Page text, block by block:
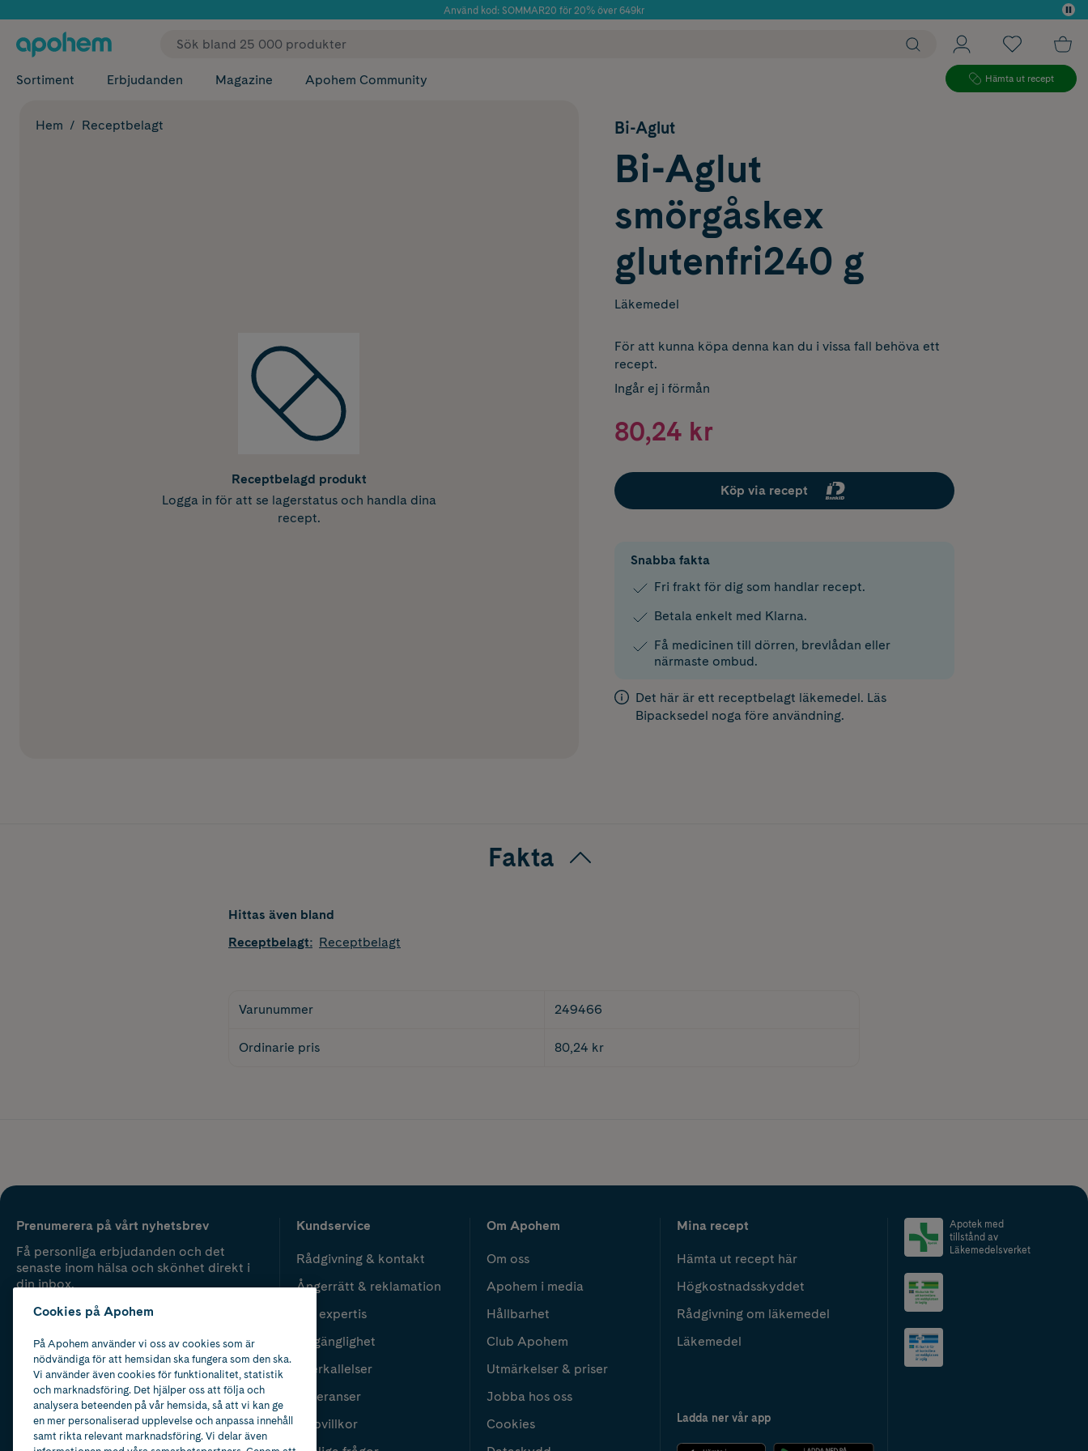
Använd kod: SOMMAR20 för 20% över 649kr
✓ Fri frakt
Sortiment Erbjudanden Magazine Apohem Community Hämta ut recept
Hem Receptbelagt
Receptbelagd produkt
Logga in för att se lagerstatus och handla dina
recept.
Bi-Aglut
Bi-Aglut
smörgåskex
glutenfri240 g
Läkemedel
För att kunna köpa denna kan du i vissa fall behöva ett
recept.
Ingår ej i förmån
80,24 kr
Köp via recept
Snabba fakta
Fri frakt för dig som handlar recept.
Betala enkelt med Klarna.
Få medicinen till dörren, brevlådan eller
närmaste ombud.
Det här är ett receptbelagt läkemedel. Läs
Bipacksedel noga före användning.
Fakta
Hittas även bland
Receptbelagt: Receptbelagt
Varunummer 249466
Ordinarie pris 80,24 kr
Prenumerera på vårt nyhetsbrev
Få personliga erbjudanden och det
senaste inom hälsa och skönhet direkt i
din inbox.
Kundservice
Rådgivning & kontakt
Ångerrätt & reklamation
Vår expertis
Tillgänglighet
Återkallelser
Leveranser
Köpvillkor
Om Apohem
Om oss
Apohem i media
Hållbarhet
Club Apohem
Utmärkelser & priser
Jobba hos oss
Cookies
Mina recept
Hämta ut recept här
Högkostnadsskyddet
Rådgivning om läkemedel
Läkemedel
Ladda ner vår app
Apotek med
tillstånd av
Läkemedelsverket
Cookies på Apohem
På Apohem använder vi oss av cookies som är
nödvändiga för att hemsidan ska fungera som den ska.
Vi använder även cookies för funktionalitet, statistik
och marknadsföring. Det hjälper oss att följa och
analysera beteenden på vår hemsida, så att vi kan ge
en mer personaliserad upplevelse och anpassa innehåll
samt rikta relevant marknadsföring. Vi delar även